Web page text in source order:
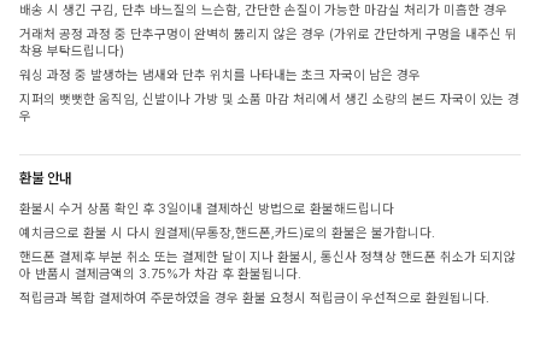
배송 시 생긴 구김, 단추 바느질의 느슨함, 간단한 손질이 가능한 마감실 처리가 미흡한 경우
거래처 공정 과정 중 단추구멍이 완벽히 뚫리지 않은 경우 (가위로 간단하게 구멍을 내주신 뒤
착용 부탁드립니다)
워싱 과정 중 발생하는 냄새와 단추 위치를 나타내는 초크 자국이 남은 경우
지퍼의 뻣뻣한 움직임, 신발이나 가방 및 소품 마감 처리에서 생긴 소량의 본드 자국이 있는 경
우
환불 안내
환불시 수거 상품 확인 후 3일이내 결제하신 방법으로 환불해드립니다
예치금으로 환불 시 다시 원결제(무통장,핸드폰,카드)로의 환불은 불가합니다.
핸드폰 결제후 부분 취소 또는 결제한 달이 지나 환불시, 통신사 정책상 핸드폰 취소가 되지않
아 반품시 결제금액의 3.75%가 차감 후 환불됩니다.
적립금과 복합 결제하여 주문하였을 경우 환불 요청시 적립금이 우선적으로 환원됩니다.